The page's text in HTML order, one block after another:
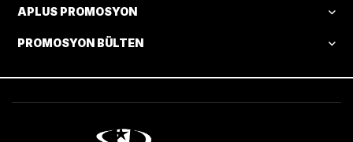
APLUS PROMOSYON
PROMOSYON BÜLTEN